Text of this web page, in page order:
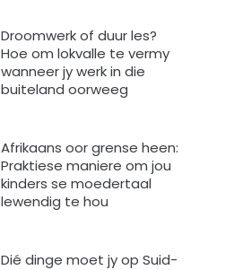
Droomwerk of duur les?
Hoe om lokvalle te vermy
wanneer jy werk in die
buiteland oorweeg
Afrikaans oor grense heen:
Praktiese maniere om jou
kinders se moedertaal
lewendig te hou
Dié dinge moet jy op Suid-